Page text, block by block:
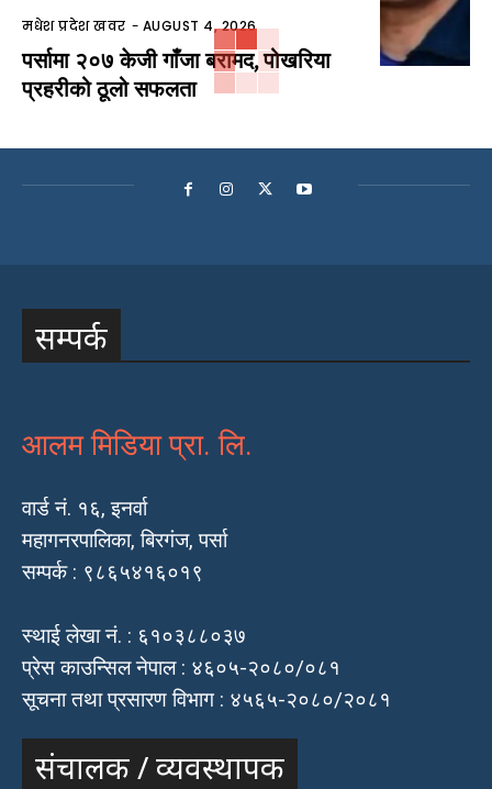
मधेश प्रदेश खवर - AUGUST 4, 2026
पर्सामा २०७ केजी गाँजा बरामद, पोखरिया
प्रहरीको ठूलो सफलता
सम्पर्क
आलम मिडिया प्रा. लि.
वार्ड नं. १६, इनर्वा
महागनरपालिका, बिरगंज, पर्सा
सम्पर्क : ९८६५४१६०१९
स्थाई लेखा नं. : ६१०३८८०३७
प्रेस काउन्सिल नेपाल : ४६०५-२०८०/०८१
सूचना तथा प्रसारण विभाग : ४५६५-२०८०/२०८१
संचालक / व्यवस्थापक